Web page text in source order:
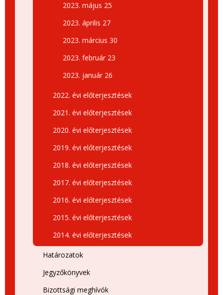
2023. május 25
2023. április 27
2023. március 30
2023. február 23
2023. január 26
2022. évi előterjesztések
2021. évi előterjesztések
2020. évi előterjesztések
2019. évi előterjesztések
2018. évi előterjesztések
2017. évi előterjesztések
2016. évi előterjesztések
2015. évi előterjesztések
2014. évi előterjesztések
Határozatok
Jegyzőkönyvek
Bizottsági meghívók